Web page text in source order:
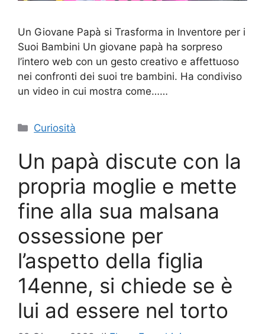
Un Giovane Papà si Trasforma in Inventore per i
Suoi Bambini Un giovane papà ha sorpreso
l’intero web con un gesto creativo e affettuoso
nei confronti dei suoi tre bambini. Ha condiviso
un video in cui mostra come……
Categorie
Curiosità
Un papà discute con la
propria moglie e mette
fine alla sua malsana
ossessione per
l’aspetto della figlia
14enne, si chiede se è
lui ad essere nel torto